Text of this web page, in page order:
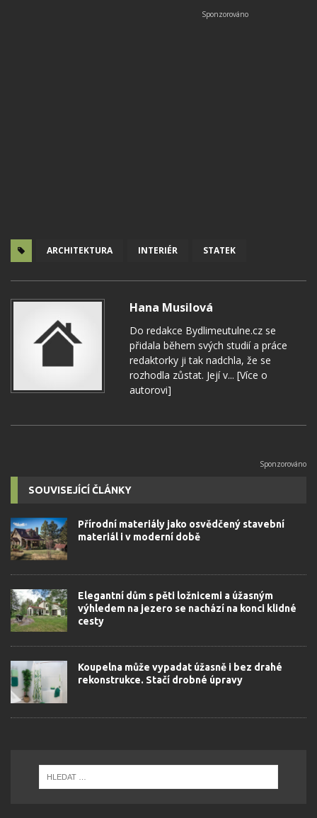
ARCHITEKTURA INTERIÉR STATEK
Hana Musilová
Do redakce Bydlimeutulne.cz se
přidala během svých studií a práce
redaktorky ji tak nadchla, že se
rozhodla zůstat. Její v... [Více o
autorovi]
SOUVISEJÍCÍ ČLÁNKY
Přírodní materiály jako osvědčený stavební
materiál i v moderní době
Elegantní dům s pěti ložnicemi a úžasným
výhledem na jezero se nachází na konci klidné
cesty
Koupelna může vypadat úžasně i bez drahé
rekonstrukce. Stačí drobné úpravy